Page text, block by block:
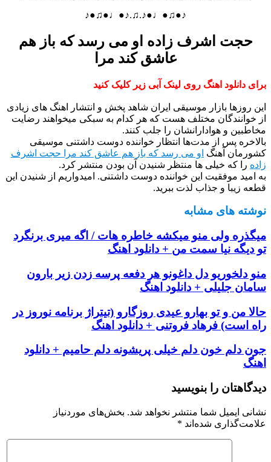
♪●♫●♩●♪.♫.♪●♩●♫●♪
حجت اشرف زاده او می رسد که باز هم
عاشق کند مرا
برای دانلود اهنگ روی لینک آبی زیر کلیک کنید
این روزها بازار موسیقی ایران شاهد پخش و انتشار اهنگ های زیادی
از خوانندگان مختلف هست که هر کدام به سبکی میخواهند رضایت
مخاطبین و هوادارانشان را جلب کنند.
بالاخره پس از مدت‌ها انتظار خواننده دوست داشتنی موسیقی
کشورمان آهنگ او می رسد که باز هم عاشق کند مرا حجت اشرف
زاده را که خیلی ها منتظر شنیدن آن بودن منتشر کرد.
به امید موفقیت این خواننده دوست داشتنی. امیدواریم از شنیدن این
قطعه زیبا و جذاب لذت ببرید.
نوشته های مشابه
میگذره ولی منو میکشه خاطره هات / اگه میری برنگرد
تو دیگه نیا سمت من + دانلود اهنگ
منو دلخوریو دل داغونو هر دفعه پرسه زدن زیر بارون
سامان جلیلی + دانلود اهنگ
حالا من و تو بهارو عیدی روزگارو (تیتراژ برنامه نوروز در
راه است) فرهاد فروتنی + دانلود اهنگ
جون دلم خون دلم خیلی پریشونه دلم حامیم + دانلود
اهنگ
دیدگاهتان را بنویسید
نشانی ایمیل شما منتشر نخواهد شد. بخش‌های موردنیاز
علامت‌گذاری شده‌اند *